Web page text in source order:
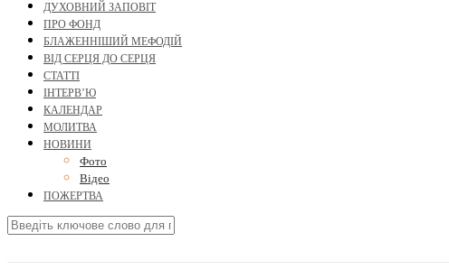
ДУХОВНИЙ ЗАПОВІТ
ПРО ФОНД
БЛАЖЕННІШИЙ МЕФОДІЙ
ВІД СЕРЦЯ ДО СЕРЦЯ
СТАТТІ
ІНТЕРВ’Ю
КАЛЕНДАР
МОЛИТВА
НОВИНИ
Фото
Відео
ПОЖЕРТВА